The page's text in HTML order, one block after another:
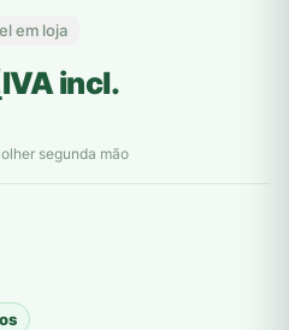
em loja
IVA incl.
segunda mão